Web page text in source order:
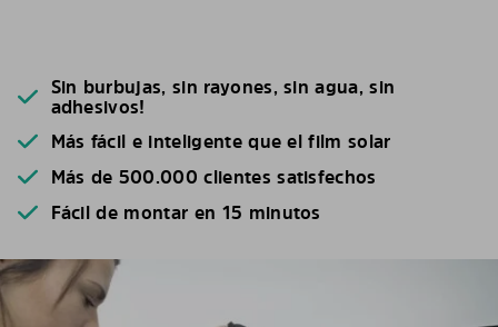
Sin burbujas, sin rayones, sin agua, sin
adhesivos!
Más fácil e inteligente que el film solar
Más de 500.000 clientes satisfechos
Fácil de montar en 15 minutos